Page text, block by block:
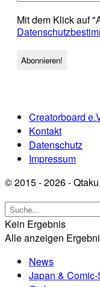
Mit dem Klick auf
Creatorboard
Kontakt
Datenschutz
Impressum
© 2015 - 2026 -
Kein Ergebnis
Alle anzeigen
News
Japan &